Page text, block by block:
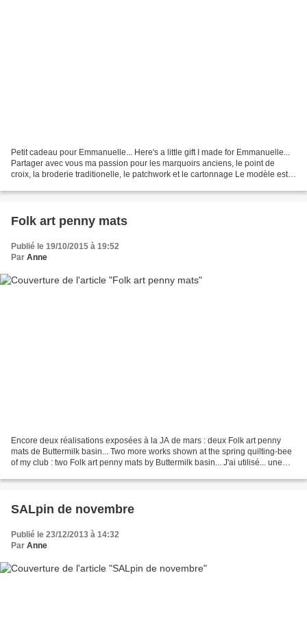
Petit cadeau pour Emmanuelle... Here's a little gift I made for Emmanuelle...
Partager avec vous ma passion pour les marquoirs anciens, le point de
croix, la broderie traditionelle, le patchwork et le cartonnage Le modèle est
Folk art penny mats
Publié le 19/10/2015 à 19:52
Par Anne
Encore deux réalisations exposées à la JA de mars : deux Folk art penny
mats de Buttermilk basin... Two more works shown at the spring quilting-bee
of my club : two Folk art penny mats by Buttermilk basin... J'ai utilisé... une
SALpin de novembre
Publié le 23/12/2013 à 14:32
Par Anne